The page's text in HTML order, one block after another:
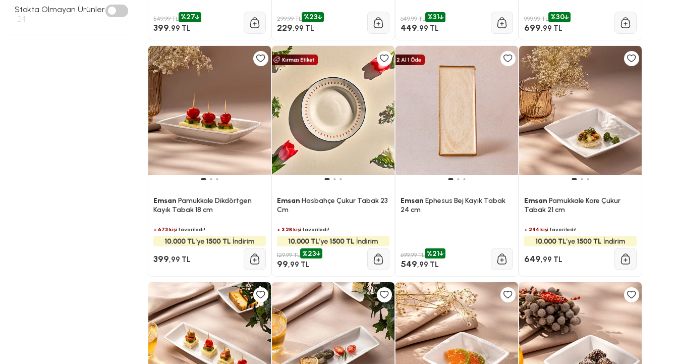
Stokta Olmayan Ürünler
24
549,99 TL %27
399,99 TL
299,99 TL %23
229,99 TL
649,99 TL %31
449,99 TL
999,99 TL %30
699,99 TL
Emsan Pamukkale Dikdörtgen
Kayık Tabak 18 cm
+ 673 kişifavoriledi!
399,99 TL
Emsan Hasbahçe Çukur Tabak 23
Cm
+ 3.2B kişifavoriledi!
129,99 TL %23
99,99 TL
Emsan Ephesus Bej Kayık Tabak
24 cm
699,99 TL %21
549,99 TL
Emsan Pamukkale Kare Çukur
Tabak 21 cm
+ 244 kişi favoriledi!
649,99 TL